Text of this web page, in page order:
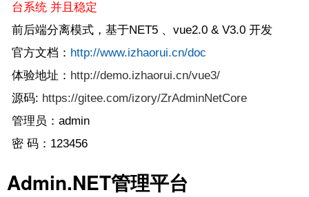
台系统 并且稳定
前后端分离模式，基于NET5 、vue2.0 & V3.0 开发
官方文档： http://www.izhaorui.cn/doc
体验地址： http://demo.izhaorui.cn/vue3/
源码: https://gitee.com/izory/ZrAdminNetCore
管理员：admin
密 码：123456
Admin.NET管理平台